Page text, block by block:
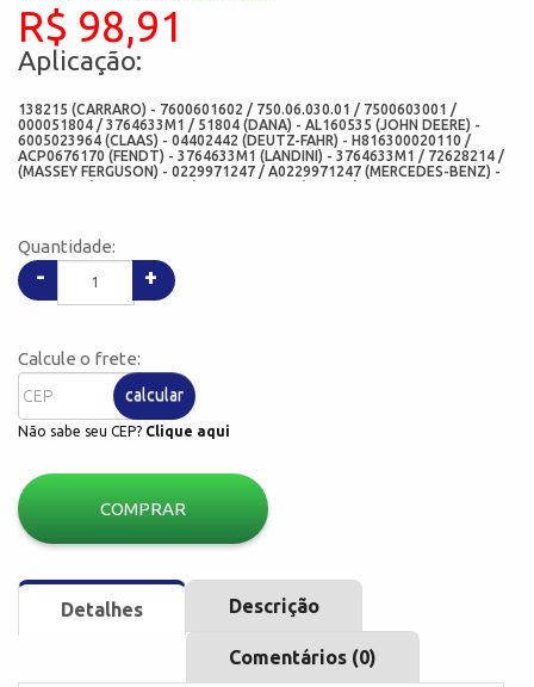
R$ 98,91
Aplicação:
138215 (CARRARO) - 7600601602 / 750.06.030.01 / 7500603001 /
000051804 / 3764633M1 / 51804 (DANA) - AL160535 (JOHN DEERE) -
6005023964 (CLAAS) - 04402442 (DEUTZ-FAHR) - H816300020110 /
ACP0676170 (FENDT) - 3764633M1 (LANDINI) - 3764633M1 / 72628214 /
(MASSEY FERGUSON) - 0229971247 / A0229971247 (MERCEDES-BENZ) -
98315686 (NEW HOLLAND) - 43252D6200 (NISSAN) - 6005023964
Quantidade:
- +
Calcule o frete:
calcular
Não sabe seu CEP? Clique aqui
COMPRAR
Detalhes Descrição
Comentários (0)